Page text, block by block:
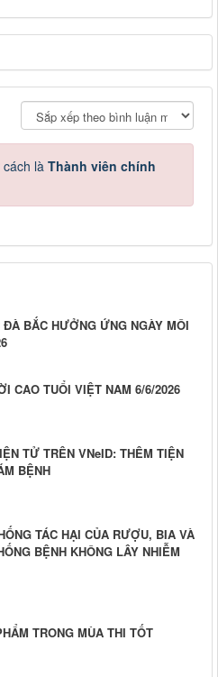
là Thành viên chính
BẮC HƯỞNG ỨNG NGÀY MÔI
CAO TUỔI VIỆT NAM 6/6/2026
TỬ TRÊN VNeID: THÊM TIỆN
BỆNH
TÁC HẠI CỦA RƯỢU, BIA VÀ
BỆNH KHÔNG LÂY NHIỄM
TRONG MÙA THI TỐT